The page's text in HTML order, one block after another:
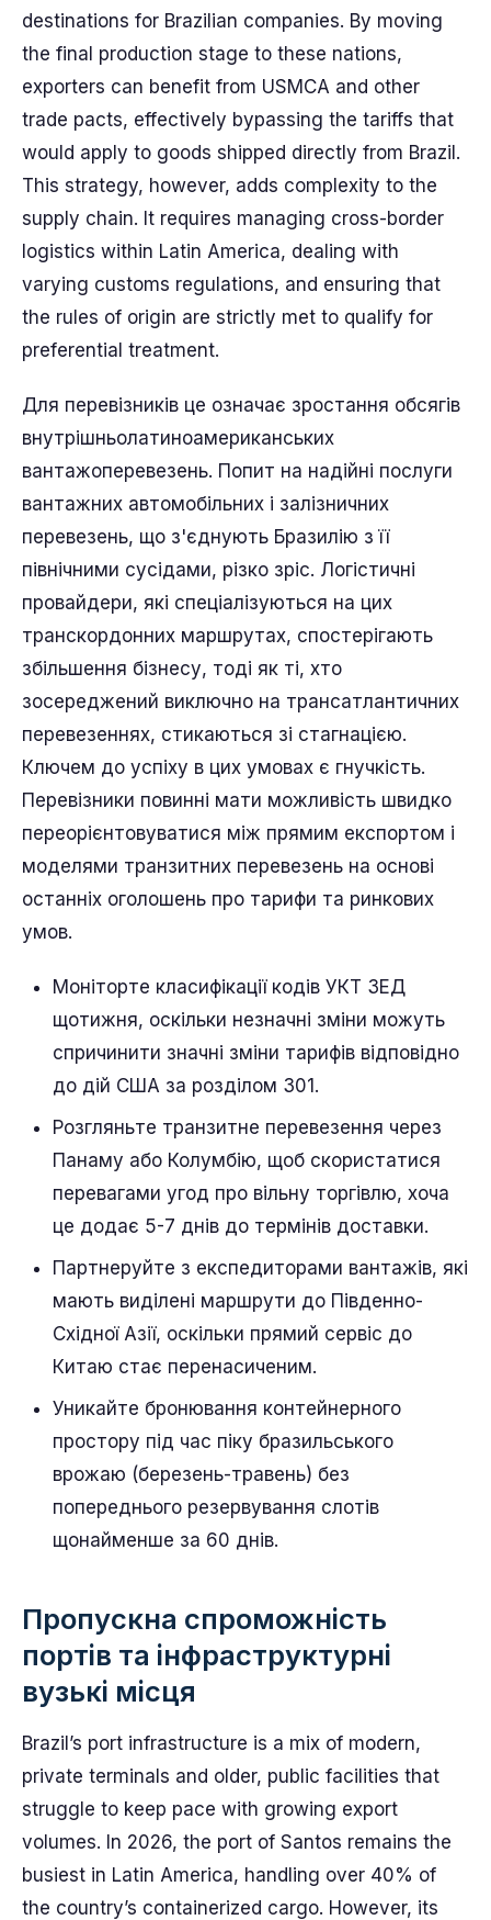
destinations for Brazilian companies. By moving
the final production stage to these nations,
exporters can benefit from USMCA and other
trade pacts, effectively bypassing the tariffs that
would apply to goods shipped directly from Brazil.
This strategy, however, adds complexity to the
supply chain. It requires managing cross-border
logistics within Latin America, dealing with
varying customs regulations, and ensuring that
the rules of origin are strictly met to qualify for
preferential treatment.
Для перевізників це означає зростання обсягів
внутрішньолатиноамериканських
вантажоперевезень. Попит на надійні послуги
вантажних автомобільних і залізничних
перевезень, що з'єднують Бразилію з її
північними сусідами, різко зріс. Логістичні
провайдери, які спеціалізуються на цих
транскордонних маршрутах, спостерігають
збільшення бізнесу, тоді як ті, хто
зосереджений виключно на трансатлантичних
перевезеннях, стикаються зі стагнацією.
Ключем до успіху в цих умовах є гнучкість.
Перевізники повинні мати можливість швидко
переорієнтовуватися між прямим експортом і
моделями транзитних перевезень на основі
останніх оголошень про тарифи та ринкових
умов.
Моніторте класифікації кодів УКТ ЗЕД
щотижня, оскільки незначні зміни можуть
спричинити значні зміни тарифів відповідно
до дій США за розділом 301.
Розгляньте транзитне перевезення через
Панаму або Колумбію, щоб скористатися
перевагами угод про вільну торгівлю, хоча
це додає 5-7 днів до термінів доставки.
Партнеруйте з експедиторами вантажів, які
мають виділені маршрути до Південно-
Східної Азії, оскільки прямий сервіс до
Китаю стає перенасиченим.
Уникайте бронювання контейнерного
простору під час піку бразильського
врожаю (березень-травень) без
попереднього резервування слотів
щонайменше за 60 днів.
Пропускна спроможність
портів та інфраструктурні
вузькі місця
Brazil’s port infrastructure is a mix of modern,
private terminals and older, public facilities that
struggle to keep pace with growing export
volumes. In 2026, the port of Santos remains the
busiest in Latin America, handling over 40% of
the country’s containerized cargo. However, its